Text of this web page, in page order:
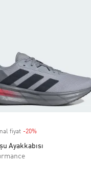
fiyat -20%Discount
Ayakkabısı